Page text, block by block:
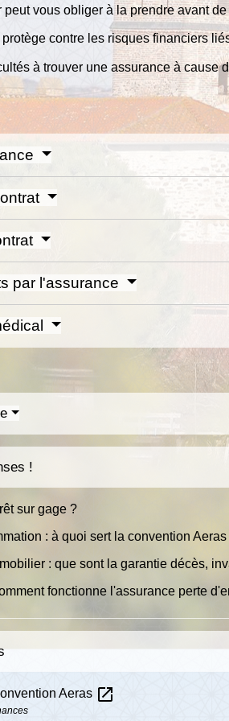
peut vous obliger à la prendre avant
contre les risques financiers
à trouver une assurance à
par l'assurance
!
sur gage ?
: à quoi sert la convention Aeras
: que sont la garantie décès,
fonctionne l'assurance perte
Aeras open_in_new